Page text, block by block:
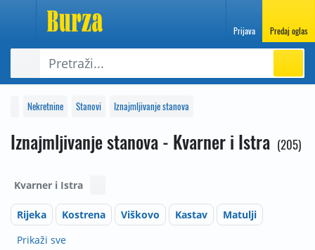
Prijava Predaj oglas
Nekretnine Stanovi Iznajmljivanje stanova
Iznajmljivanje stanova - Kvarner i Istra 205
Kvarner i Istra
Rijeka Kostrena Viškovo Kastav
Matulji
Prikaži sve